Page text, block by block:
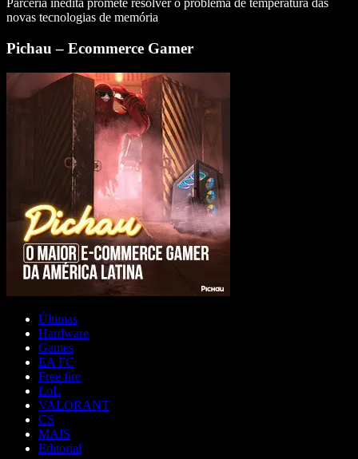
Parceria inédita promete resolver o problema de temperatura das
novas tecnologias de memória
Pichau – Ecommerce Gamer
Últimas
Hardware
Games
EA FC
Free fire
LoL
VALORANT
CS
MAIS
Editorial